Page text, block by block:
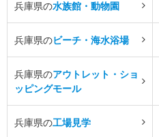
兵庫県の水族館・動物園
兵庫県のビーチ・海水浴場
兵庫県のアウトレット・ショ
ッピングモール
兵庫県の工場見学